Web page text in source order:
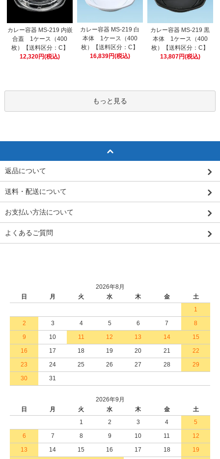
カレー容器 MS-219 内嵌
合蓋 1ケース（400
枚）【送料区分：C】
12,320円(税込)
カレー容器 MS-219 白
本体 1ケース（400
枚）【送料区分：C】
16,839円(税込)
カレー容器 MS-219 黒
本体 1ケース（400
枚）【送料区分：C】
13,807円(税込)
もっと見る
返品について
送料・配送について
お支払い方法について
よくあるご質問
2026年8月
日
月 火 水 木 金
土
1
2
3 4 5 6 7
8
9
10 11 12 13 14
15
16
17 18 19 20 21
22
23
24 25 26 27 28
29
30
31
2026年9月
日
月 火 水 木 金
土
1
2 3 4
5
6
7 8 9 10 11
12
13
14 15 16 17 18
19